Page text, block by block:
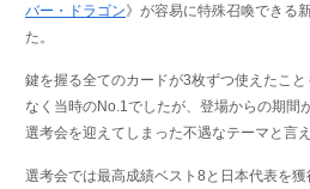
バー・ドラゴン》が容易に特殊召喚できる
た。
鍵を握る全てのカードが3枚ずつ使えたこ
なく当時のNo.1でしたが、登場からの期間
選考会を迎えてしまった不遇なテーマと言
選考会では最高成績ベスト8と日本代表を